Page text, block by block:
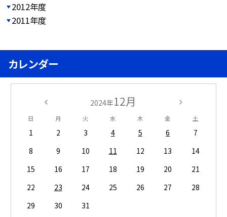
2012年度
2011年度
カレンダー
2024年12月
日 月 火 水 木 金 土
1 2 3 4 5 6
7
8
9 10 11 12 13
14
15
16 17 18 19 20
21
22
23 24 25 26 27
28
29
30 31